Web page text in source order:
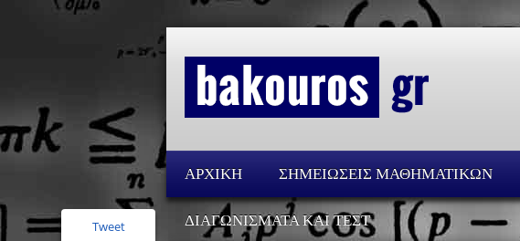
ΑΡΧΙΚΗ ΣΗΜΕΙΩΣΕΙΣ ΜΑΘΗΜΑΤΙΚΩΝ
ΔΙΑΓΩΝΙΣΜΑΤΑ ΚΑΙ ΤΕΣΤ
Tweet